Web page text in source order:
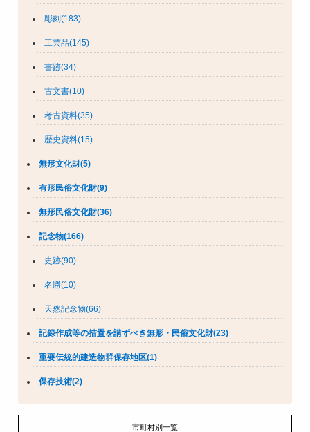
彫刻(183)
工芸品(145)
書跡(34)
古文書(10)
考古資料(35)
歴史資料(15)
無形文化財(5)
有形民俗文化財(9)
無形民俗文化財(36)
記念物(166)
史跡(90)
名勝(10)
天然記念物(66)
記録作成等の措置を講ずべき無形・民俗文化財(23)
重要伝統的建造物群保存地区(1)
保存技術(2)
市町村別一覧